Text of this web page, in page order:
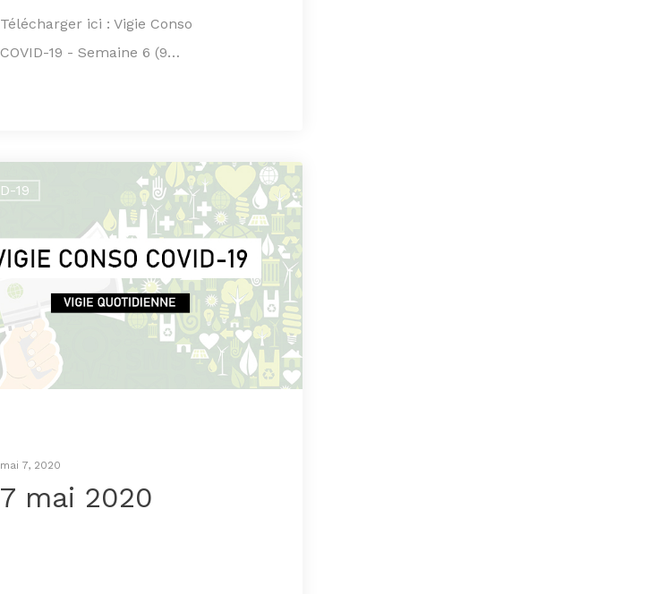
Télécharger ici : Vigie Conso
COVID-19 - Semaine 6 (9…
19
mai 7, 2020
7 mai 2020